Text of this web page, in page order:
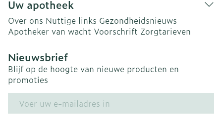
Uw apotheek
Over ons Nuttige links Gezondheidsnieuws
Apotheker van wacht Voorschrift Zorgtarieven
Nieuwsbrief
Blijf op de hoogte van nieuwe producten en
promoties